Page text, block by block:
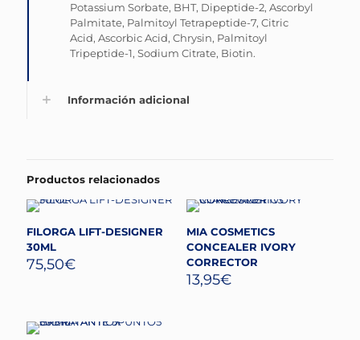
Potassium Sorbate, BHT, Dipeptide-2, Ascorbyl
Palmitate, Palmitoyl Tetrapeptide-7, Citric
Acid, Ascorbic Acid, Chrysin, Palmitoyl
Tripeptide-1, Sodium Citrate, Biotin.
Información adicional
Productos relacionados
FILORGA LIFT-DESIGNER
30ML
75,50€
MIA COSMETICS
CONCEALER IVORY
CORRECTOR
13,95€